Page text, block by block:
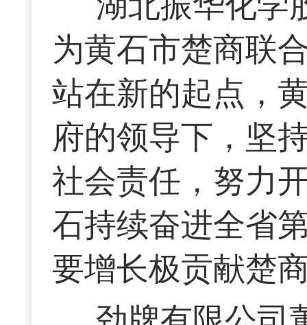
为黄石市楚商联
站在新的起点，
府的领导下，坚
社会责任，努力
石持续奋进全省
要增长极贡献楚